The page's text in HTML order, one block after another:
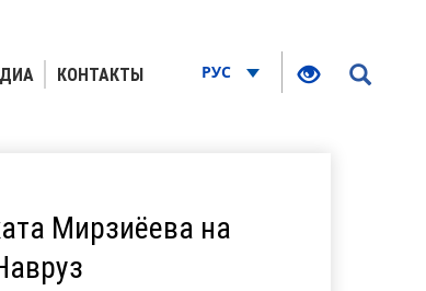
КОНТАКТЫ РУС
Мирзиёева на